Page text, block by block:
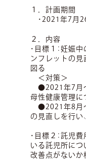
１．計画期間
・2021年7月
２．内容
・目標１：妊娠
ンフレットの見
図る
＜対策＞
●2021年7月
母性健康管理に
●2021年8月
の見直しを行い
・目標２：託児
いる託児所につ
改善点がないか